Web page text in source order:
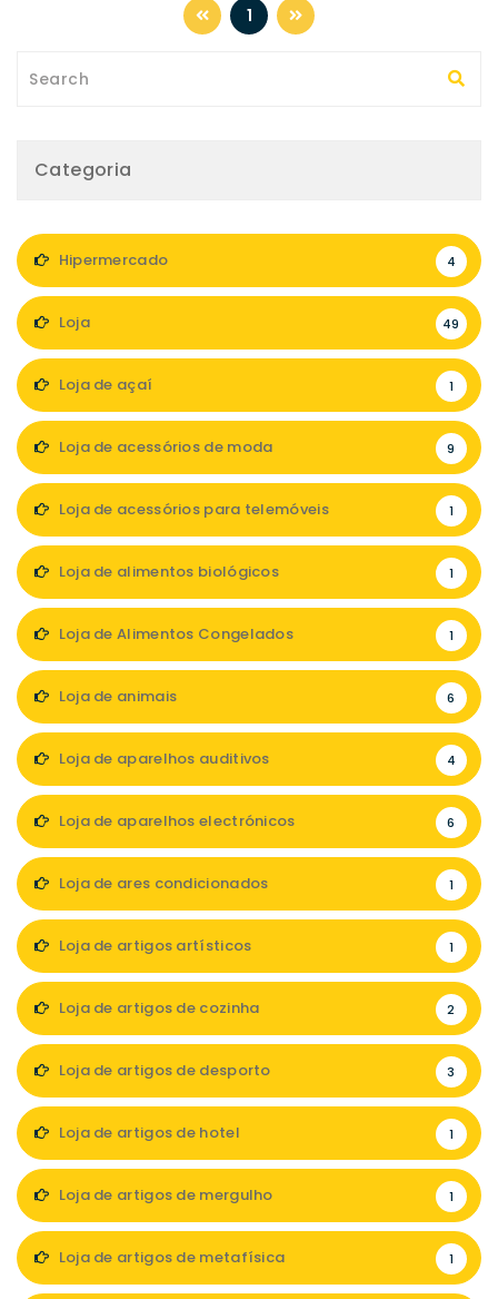
1
Categoria
Hipermercado 4
Loja 49
Loja de açaí 1
Loja de acessórios de moda 9
Loja de acessórios para telemóveis 1
Loja de alimentos biológicos 1
Loja de Alimentos Congelados 1
Loja de animais 6
Loja de aparelhos auditivos 4
Loja de aparelhos electrónicos 6
Loja de ares condicionados 1
Loja de artigos artísticos 1
Loja de artigos de cozinha 2
Loja de artigos de desporto 3
Loja de artigos de hotel 1
Loja de artigos de mergulho 1
Loja de artigos de metafísica 1